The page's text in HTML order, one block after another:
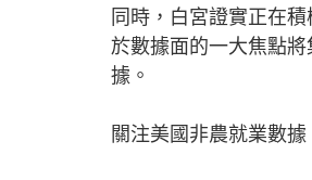
同時，白宮證實正在
於數據面的一大焦點
據。
關注美國非農就業數據